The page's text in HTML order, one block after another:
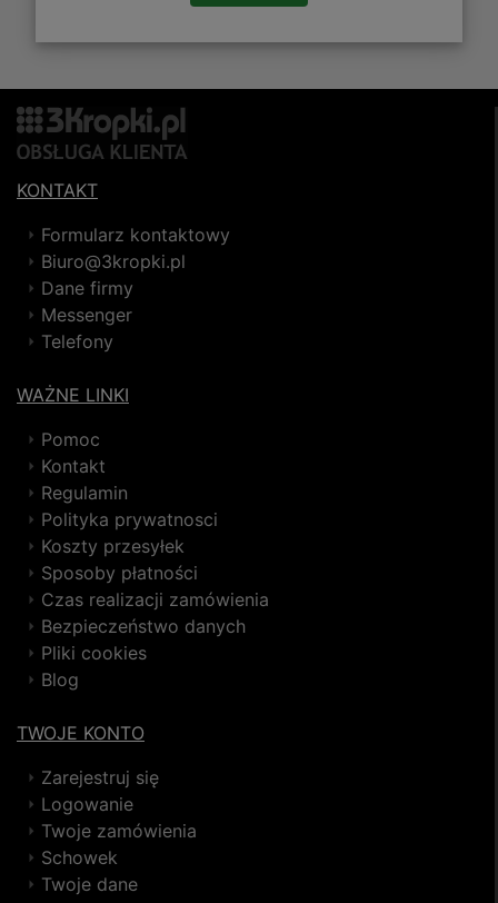
KONTAKT
Formularz kontaktowy
Biuro@3kropki.pl
Dane firmy
Messenger
Telefony
WAŻNE LINKI
Pomoc
Kontakt
Regulamin
Polityka prywatnosci
Koszty przesyłek
Sposoby płatności
Czas realizacji zamówienia
Bezpieczeństwo danych
Pliki cookies
Blog
TWOJE KONTO
Zarejestruj się
Logowanie
Twoje zamówienia
Schowek
Twoje dane